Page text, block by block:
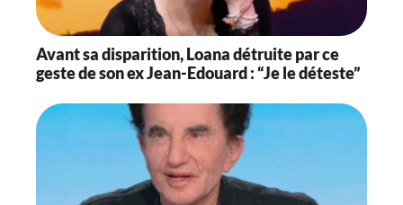
Avant sa disparition, Loana détruite par ce
geste de son ex Jean-Edouard : “Je le déteste”